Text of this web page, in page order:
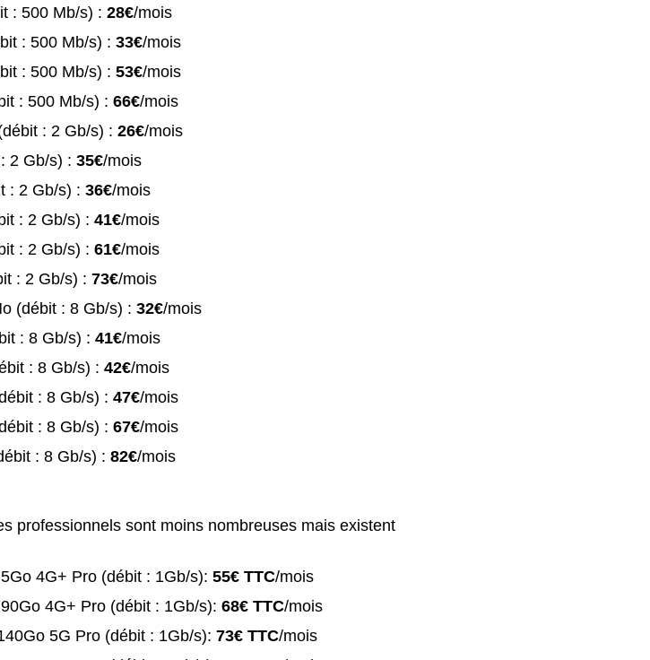
: 500 Mb/s) : 28€/mois
: 500 Mb/s) : 33€/mois
: 500 Mb/s) : 53€/mois
: 500 Mb/s) : 66€/mois
: 2 Gb/s) : 26€/mois
2 Gb/s) : 35€/mois
: 2 Gb/s) : 36€/mois
: 2 Gb/s) : 41€/mois
: 2 Gb/s) : 61€/mois
: 2 Gb/s) : 73€/mois
(débit : 8 Gb/s) : 32€/mois
: 8 Gb/s) : 41€/mois
: 8 Gb/s) : 42€/mois
: 8 Gb/s) : 47€/mois
: 8 Gb/s) : 67€/mois
: 8 Gb/s) : 82€/mois
professionnels sont moins nombreuses mais existent
4G+ Pro (débit : 1Gb/s): 55€ TTC/mois
4G+ Pro (débit : 1Gb/s): 68€ TTC/mois
5G Pro (débit : 1Gb/s): 73€ TTC/mois